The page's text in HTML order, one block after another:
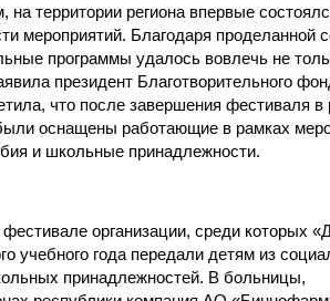
территории региона впервые
мероприятий. Благодаря проделанной
программы удалось вовлечь не
президент Благотворительного
что после завершения фестиваля в
оснащены работающие в рамках
и школьные принадлежности.
организации, среди которых
учебного года передали детям из
принадлежностей. В больницы,